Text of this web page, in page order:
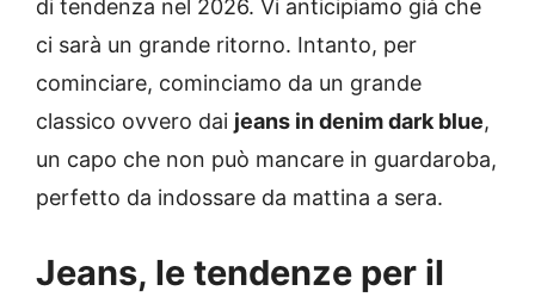
di tendenza nel 2026. Vi anticipiamo già che
ci sarà un grande ritorno. Intanto, per
cominciare, cominciamo da un grande
classico ovvero dai jeans in denim dark blue,
un capo che non può mancare in guardaroba,
perfetto da indossare da mattina a sera.
Jeans, le tendenze per il